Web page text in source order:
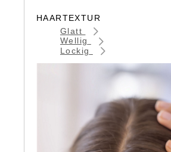
HAARTEXTUR
Glatt
Wellig
Lockig